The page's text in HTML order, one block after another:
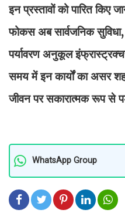
इन प्रस्तावों को पारित किए
फोकस अब सार्वजनिक
पर्यावरण अनुकूल
समय में इन कार्यों का असर
जीवन पर सकारात्मक रूप से
WhatsApp Group